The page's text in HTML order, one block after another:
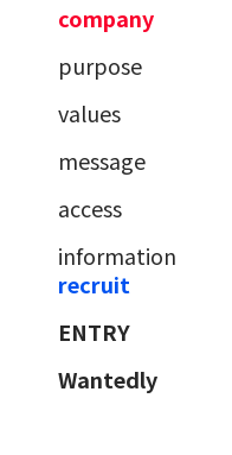
company
purpose
values
message
access
information
recruit
ENTRY
Wantedly